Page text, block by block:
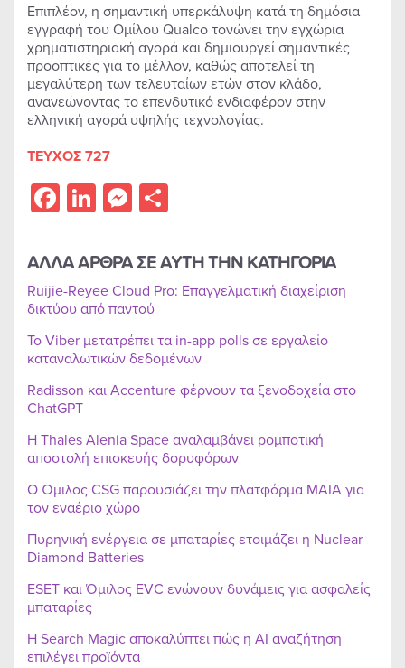
Επιπλέον, η σημαντική υπερκάλυψη κατά τη δημόσια
εγγραφή του Ομίλου Qualco τονώνει την εγχώρια
χρηματιστηριακή αγορά και δημιουργεί σημαντικές
προοπτικές για το μέλλον, καθώς αποτελεί τη
μεγαλύτερη των τελευταίων ετών στον κλάδο,
ανανεώνοντας το επενδυτικό ενδιαφέρον στην
ελληνική αγορά υψηλής τεχνολογίας.
ΤΕΥΧΟΣ 727
Facebook
LinkedIn
Messenger
ΑΛΛΑ ΑΡΘΡΑ ΣΕ ΑΥΤΗ ΤΗΝ ΚΑΤΗΓΟΡΙΑ
Ruijie-Reyee Cloud Pro: Επαγγελματική διαχείριση
δικτύου από παντού
Το Viber μετατρέπει τα in-app polls σε εργαλείο
καταναλωτικών δεδομένων
Radisson και Accenture φέρνουν τα ξενοδοχεία στο
ChatGPT
Η Thales Alenia Space αναλαμβάνει ρομποτική
αποστολή επισκευής δορυφόρων
Ο Όμιλος CSG παρουσιάζει την πλατφόρμα MAIA για
τον εναέριο χώρο
Πυρηνική ενέργεια σε μπαταρίες ετοιμάζει η Nuclear
Diamond Batteries
ESET και Όμιλος EVC ενώνουν δυνάμεις για ασφαλείς
μπαταρίες
Η Search Magic αποκαλύπτει πώς η AI αναζήτηση
επιλέγει προϊόντα